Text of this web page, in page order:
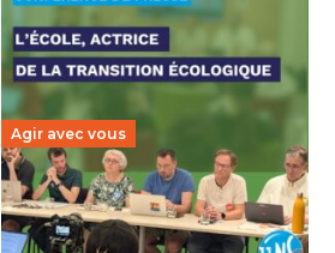
Agir avec vous
Transition écologique de
l’éducation : l’UNSA Éducation